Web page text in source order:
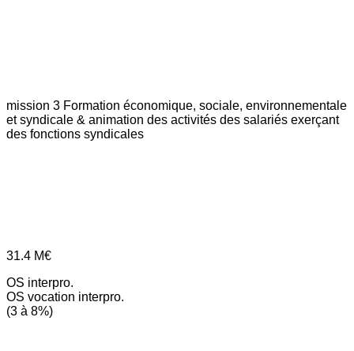
mission 3 Formation économique, sociale, environnementale
et syndicale & animation des activités des salariés exerçant
des fonctions syndicales
31.4 M€
OS interpro.
OS vocation interpro.
(3 à 8%)